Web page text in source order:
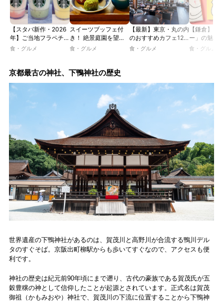
【スタバ新作・2026
年】ご当地フラペチー
ノが新登場！ 地域と
JIMOTO
森・群馬・沖縄で始
食・グルメ
スイーツブッフェ付
き！ 絶景庭園を望む
ホテルレストランで味
ツトレンドVol.105】
食・グルメ
【最新】東京・丸の内
のおすすめカフェ12
選｜ひとりでゆったり
食・グルメ
【鎌倉】「
ー」の魅力
説！ 定番商
食・グルメ
京都最古の神社、下鴨神社の歴史
世界遺産の下鴨神社があるのは、賀茂川と高野川が合流する鴨川デル
タのすぐそば。京阪出町柳駅からも歩いてすぐなので、アクセスも便
利です。
神社の歴史は紀元前90年頃にまで遡り、古代の豪族である賀茂氏が五
穀豊穣の神として信仰したことが起源とされています。正式名は賀茂
御祖（かもみおや）神社で、賀茂川の下流に位置することから下鴨神